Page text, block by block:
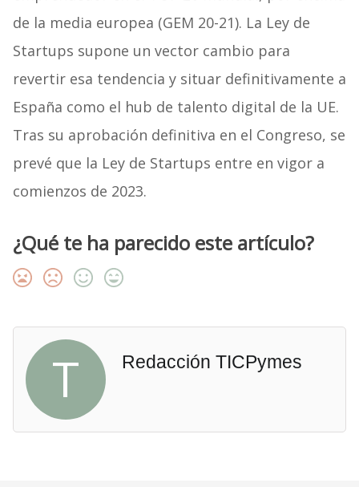
de la media europea (GEM 20-21). La Ley de
Startups supone un vector cambio para
revertir esa tendencia y situar definitivamente a
España como el hub de talento digital de la UE.
Tras su aprobación definitiva en el Congreso, se
prevé que la Ley de Startups entre en vigor a
comienzos de 2023.
¿Qué te ha parecido este artículo?
T Redacción TICPymes